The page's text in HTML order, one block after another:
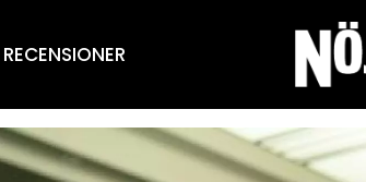
RECENSIONER